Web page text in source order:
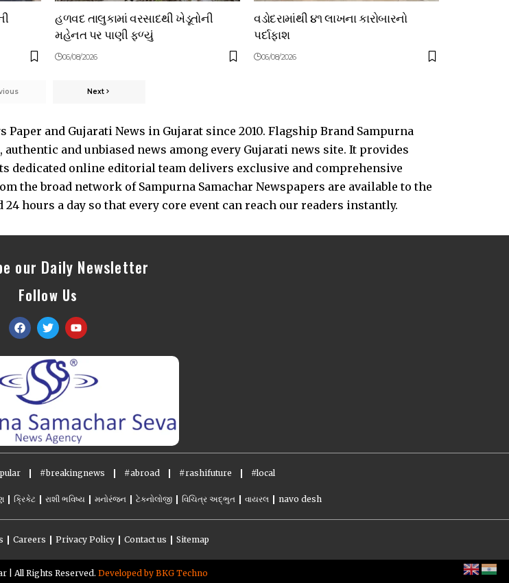
હળવદ તાલુકામાં વરસાદથી ખેડૂતોની
મહેનત પર પાણી ફળ્યું
06/08/2026
વડોદરામાંથી ૪૧ લાખના કારોબારનો
પર્દાફાશ
06/08/2026
Next
and Gujarati News in Gujarat since 2010. Flagship Brand Sampurna
and unbiased news among every Gujarati news site. It provides
online editorial team delivers exclusive and comprehensive
the broad network of Sampurna Samachar Newspapers are available to the
hours a day so that every core event can reach our readers instantly.
our Daily Newsletter
Follow Us
#breakingnews #abroad #rashifuture #local
ક્રિકેટ રાશી ભવિષ્ય મનોરંજન ટેકનોલોજી વિચિત્ર અદ્ભુત વાયરલ navo desh
Careers Privacy Policy Contact us Sitemap
| All Rights Reserved. Developed by BKG Techno